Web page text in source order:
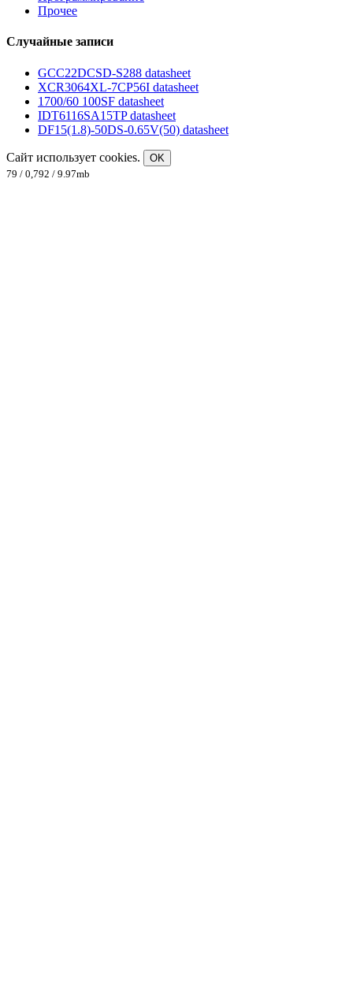
Прочее
Случайные записи
GCC22DCSD-S288 datasheet
XCR3064XL-7CP56I datasheet
1700/60 100SF datasheet
IDT6116SA15TP datasheet
DF15(1.8)-50DS-0.65V(50) datasheet
Сайт использует cookies.
OK
79 / 0,792 / 9.97mb